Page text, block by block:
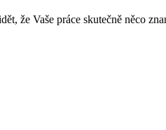
že Vaše práce skutečně něco